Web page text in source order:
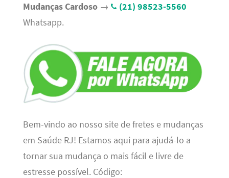
Mudanças Cardoso→
(21) 98523-5560
Whatsapp.
Bem-vindo ao nosso site de fretes e mudanças
em Saúde RJ! Estamos aqui para ajudá-lo a
tornar sua mudança o mais fácil e livre de
estresse possível. Código: